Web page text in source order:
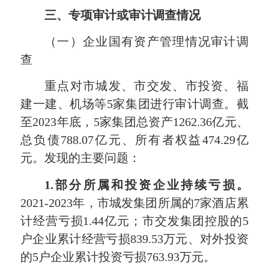
三、专项审计或审计调查情况
（一）企业国有资产管理情况审计调
查
重点对市城发、市交发、市投资、福
建一建、机场等5家集团进行审计调查。截
至2023年底，5家集团总资产1262.36亿元、
总负债788.07亿元、所有者权益474.29亿
元。发现的主要问题：
1.部分所属和投资企业持续亏损。
2021-2023年，市城发集团所属的7家酒店累
计经营亏损1.44亿元；市交发集团控股的5
户企业累计经营亏损839.53万元、对外投资
的5户企业累计投资亏损763.93万元。